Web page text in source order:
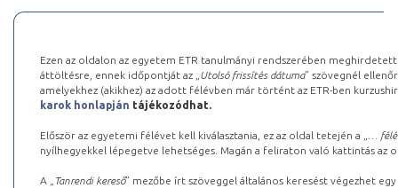
Ezen az oldalon az egyetem ETR tanulmányi rendszerében
áttöltésre, ennek időpontját az „ Utolsó frissítés dátuma” szövegnél
amelyekhez (akikhez) az adott félévben már történt az ETR-ben
karok honlapján tájékozódhat.
Először az egyetemi félévet kell kiválasztania, ez az oldal tetején a „
…
nyílhegyekkel lépegetve lehetséges. Magán a feliraton való kattintás az
A „ Tanrendi kereső” mezőbe írt szöveggel általános keresést végezhet